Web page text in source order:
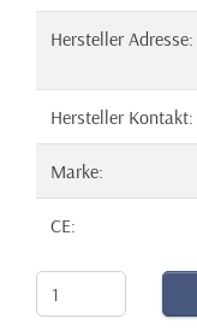
Hersteller Adresse:
Hersteller Kontakt:
Marke:
CE: